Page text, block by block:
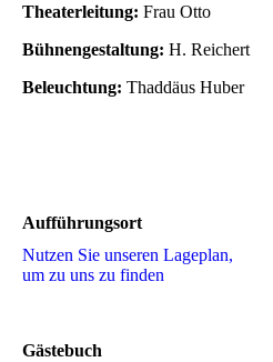
Theaterleitung: Frau Otto
Bühnengestaltung: H. Reichert
Beleuchtung: Thaddäus Huber
Aufführungsort
Nutzen Sie unseren La­ge­plan,
um zu uns zu finden
Gästebuch